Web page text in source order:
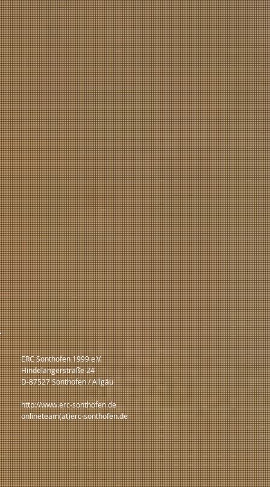
ERC Sonthofen 1999 e.V.
Hindelangerstraße 24
D-87527 Sonthofen / Allgäu
http://www.erc-sonthofen.de
onlineteam(at)erc-sonthofen.de